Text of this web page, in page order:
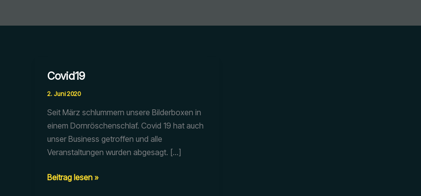
Covid19
2. Juni 2020
Seit März schlummern unsere Bilderboxen in
einem Dornröschenschlaf. Covid 19 hat auch
unser Business getroffen und alle
Veranstaltungen wurden abgesagt. […]
Covid19
Beitrag lesen »